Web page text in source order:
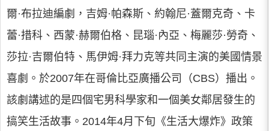
爾·布拉迪編劇，吉姆·帕森斯、約翰尼·蓋爾克奇、卡
蕾·措科、西蒙·赫爾伯格、昆瑙·內亞、梅麗莎·勞奇、
莎拉·吉爾伯特、馬伊姆·拜力克等共同主演的美國情景
喜劇。於2007年在哥倫比亞廣播公司（CBS）播出。
該劇講述的是四個宅男科學家和一個美女鄰居發生的
搞笑生活故事。2014年4月下旬《生活大爆炸》政策